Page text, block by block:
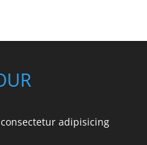
adipisicing